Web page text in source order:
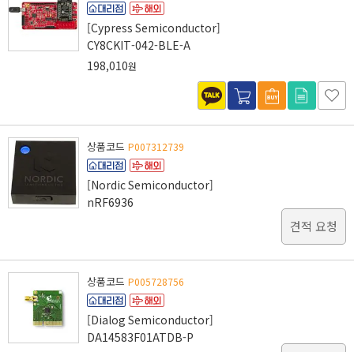
[Cypress Semiconductor]
CY8CKIT-042-BLE-A
198,010원
상품코드 P007312739
[Nordic Semiconductor]
nRF6936
견적 요청
상품코드 P005728756
[Dialog Semiconductor]
DA14583F01ATDB-P